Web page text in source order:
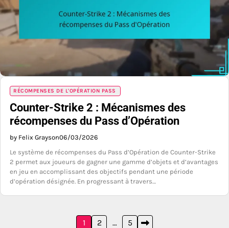
RÉCOMPENSES DE L'OPÉRATION PASS
Counter-Strike 2 : Mécanismes des
récompenses du Pass d’Opération
by Felix Grayson06/03/2026
Le système de récompenses du Pass d’Opération de Counter-Strike
2 permet aux joueurs de gagner une gamme d’objets et d’avantages
en jeu en accomplissant des objectifs pendant une période
d’opération désignée. En progressant à travers…
1 2 … 5